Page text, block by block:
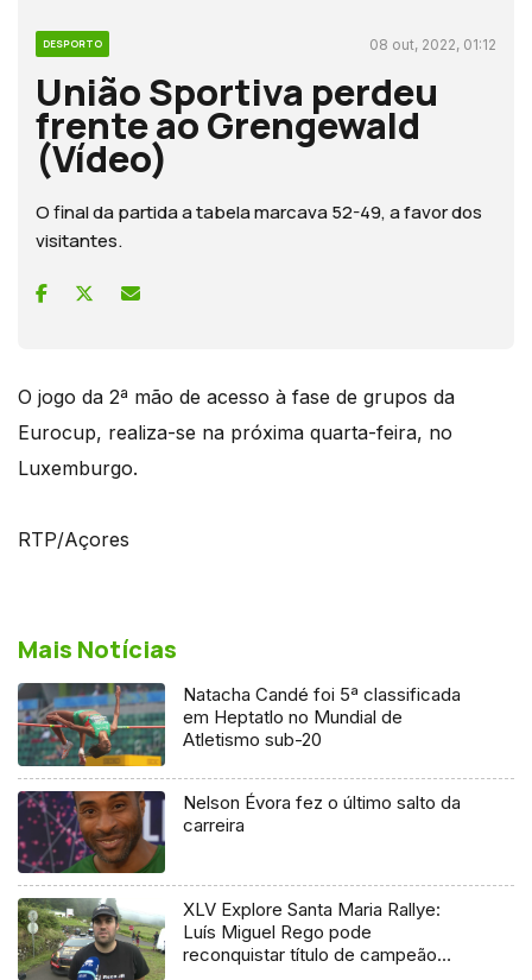
DESPORTO 08 out, 2022, 01:12
União Sportiva perdeu
frente ao Grengewald
(Vídeo)
O final da partida a tabela marcava 52-49, a favor dos
visitantes.
O jogo da 2ª mão de acesso à fase de grupos da
Eurocup, realiza-se na próxima quarta-feira, no
Luxemburgo.
RTP/Açores
Mais Notícias
Natacha Candé foi 5ª classificada
em Heptatlo no Mundial de
Atletismo sub-20
Nelson Évora fez o último salto da
carreira
XLV Explore Santa Maria Rallye:
Luís Miguel Rego pode
reconquistar título de campeão